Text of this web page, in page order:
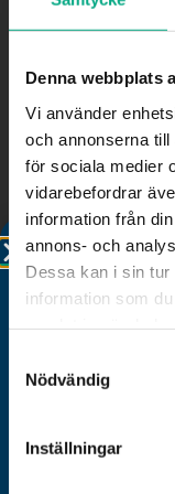
Denna webbplats
Vi använder
och annonserna
för sociala medier
vidarebefordrar
information från
annons- och
Dessa kan i sin tur
information som
Nödvändig
Inställningar
att vi kan
överföra din
deltagares
skickar ut
varken
debiteras du
vardagar före
nya digitala
rubriken i denna